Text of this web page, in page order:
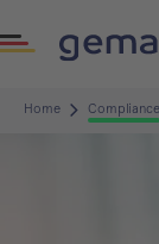
Home Compliance